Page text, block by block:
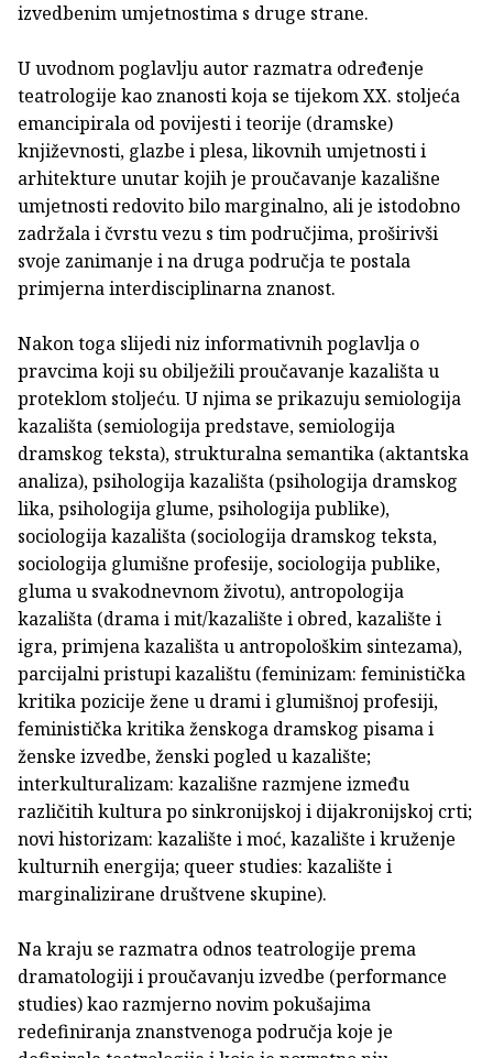
izvedbenim umjetnostima s druge strane.
U uvodnom poglavlju autor razmatra određenje
teatrologije kao znanosti koja se tijekom XX. stoljeća
emancipirala od povijesti i teorije (dramske)
književnosti, glazbe i plesa, likovnih umjetnosti i
arhitekture unutar kojih je proučavanje kazališne
umjetnosti redovito bilo marginalno, ali je istodobno
zadržala i čvrstu vezu s tim područjima, proširivši
svoje zanimanje i na druga područja te postala
primjerna interdisciplinarna znanost.
Nakon toga slijedi niz informativnih poglavlja o
pravcima koji su obilježili proučavanje kazališta u
proteklom stoljeću. U njima se prikazuju semiologija
kazališta (semiologija predstave, semiologija
dramskog teksta), strukturalna semantika (aktantska
analiza), psihologija kazališta (psihologija dramskog
lika, psihologija glume, psihologija publike),
sociologija kazališta (sociologija dramskog teksta,
sociologija glumišne profesije, sociologija publike,
gluma u svakodnevnom životu), antropologija
kazališta (drama i mit/kazalište i obred, kazalište i
igra, primjena kazališta u antropološkim sintezama),
parcijalni pristupi kazalištu (feminizam: feministička
kritika pozicije žene u drami i glumišnoj profesiji,
feministička kritika ženskoga dramskog pisama i
ženske izvedbe, ženski pogled u kazalište;
interkulturalizam: kazališne razmjene između
različitih kultura po sinkronijskoj i dijakronijskoj crti;
novi historizam: kazalište i moć, kazalište i kruženje
kulturnih energija; queer studies: kazalište i
marginalizirane društvene skupine).
Na kraju se razmatra odnos teatrologije prema
dramatologiji i proučavanju izvedbe (performance
studies) kao razmjerno novim pokušajima
redefiniranja znanstvenoga područja koje je